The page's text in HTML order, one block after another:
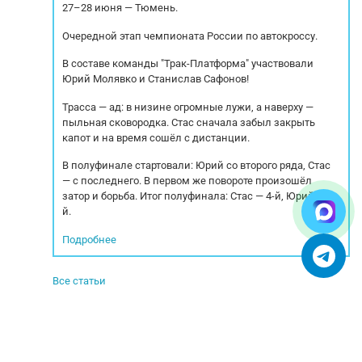
27–28 июня — Тюмень.
Очередной этап чемпионата России по автокроссу.
В составе команды "Трак-Платформа" участвовали
Юрий Молявко и Станислав Сафонов!
Трасса — ад: в низине огромные лужи, а наверху —
пыльная сковородка. Стас сначала забыл закрыть
капот и на время сошёл с дистанции.
В полуфинале стартовали: Юрий со второго ряда, Стас
— с последнего. В первом же повороте произошёл
затор и борьба. Итог полуфинала: Стас — 4-й, Юрий — 5-
й.
Подробнее
Все статьи